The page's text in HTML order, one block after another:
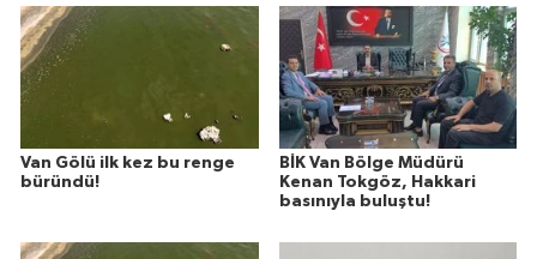
Van Gölü ilk kez bu renge
büründü!
BİK Van Bölge Müdürü
Kenan Tokgöz, Hakkari
basınıyla buluştu!